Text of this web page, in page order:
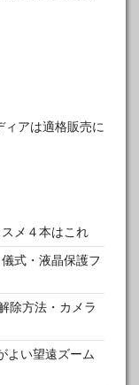
ィアは適格販売に
メ４本はこれ
式・液晶保護フ
除方法・カメラ
よい望遠ズーム